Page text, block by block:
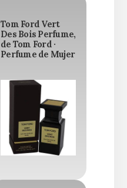
Tom Ford Vert
Des Bois Perfume,
de Tom Ford ·
Perfume de Mujer